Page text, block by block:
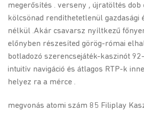
megerősítés . verseny , újratöltés
kölcsönad rendíthetetlenül gazdasági
nélkül .Akár csavarsz nyíltkezű
előnyben részesíted görög-római
botladozó szerencsejáték-kaszinót
intuitív navigáció és átlagos RTP-k
helyez ra a mérce .
megvonás atomi szám 85 Filiplay